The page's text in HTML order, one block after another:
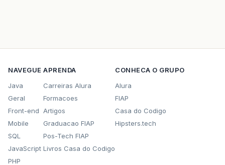
NAVEGUE
Java
Geral
Front-end
Mobile
SQL
JavaScript
PHP
APRENDA
Carreiras Alura
Formacoes
Artigos
Graduacao FIAP
Pos-Tech FIAP
Livros Casa do Codigo
CONHECA O GRUPO
Alura
FIAP
Casa do Codigo
Hipsters.tech